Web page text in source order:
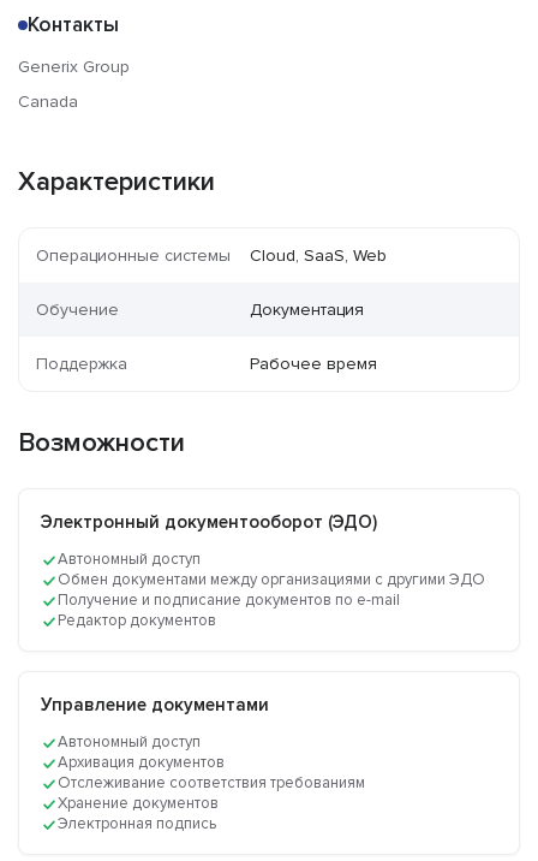
Контакты
Generix Group
Canada
Характеристики
Операционные системы Cloud, SaaS, Web
Обучение Документация
Поддержка Рабочее время
Возможности
Электронный документооборот (ЭДО)
Автономный доступ
Обмен документами между организациями с другими ЭДО
Получение и подписание документов по e-mail
Редактор документов
Управление документами
Автономный доступ
Архивация документов
Отслеживание соответствия требованиям
Хранение документов
Электронная подпись